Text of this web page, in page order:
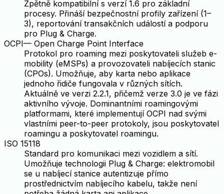
Zpětně kompatibilní s verzí 1.6 pro základní
procesy. Přináší bezpečnostní profily zařízení (1–
3), reportování transakčních událostí a podporu
pro Plug & Charge.
OCPI— Open Charge Point Interface
Protokol pro roaming mezi poskytovateli služeb e-
mobility (eMSPs) a provozovateli nabíjecích stanic
(CPOs). Umožňuje, aby karta nebo aplikace
jednoho řidiče fungovala v různých sítích.
Aktuálně ve verzi 2.2.1, přičemž verze 3.0 je ve fázi
aktivního vývoje. Dominantními roamingovými
platformami, které implementují OCPI nad svými
vlastními peer-to-peer protokoly, jsou poskytovatel
roamingu a poskytovatel roamingu.
ISO 15118
Standard pro komunikaci mezi vozidlem a sítí.
Umožňuje technologii Plug & Charge: elektromobil
se u nabíjecí stanice autentizuje přímo
prostřednictvím nabíjecího kabelu, takže není